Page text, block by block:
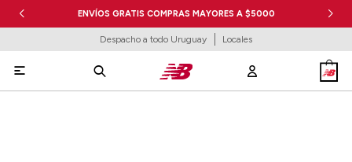
ENVÍOS GRATIS COMPRAS MAYORES A $5000
Despacho a todo Uruguay Locales
